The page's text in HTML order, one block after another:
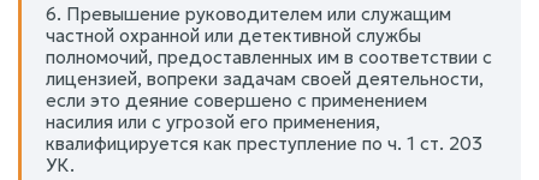
6. Превышение руководителем или служащим
частной охранной или детективной службы
полномочий, предоставленных им в соответствии с
лицензией, вопреки задачам своей деятельности,
если это деяние совершено с применением
насилия или с угрозой его применения,
квалифицируется как преступление по ч. 1 ст. 203
УК.